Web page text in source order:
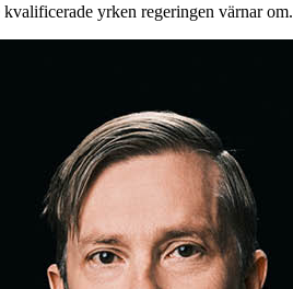
yrken regeringen värnar om.